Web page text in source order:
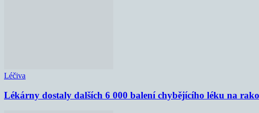
Léčiva
Lékárny dostaly dalších 6 000 balení chybějícího léku na